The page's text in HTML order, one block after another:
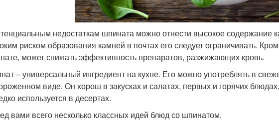
недостаткам шпината можно отнести высокое содержание
риском образования камней в почтах его следует ограничивать.
может снижать эффективность препаратов, разжижающих кровь.
– универсальный ингредиент на кухне. Его можно употреблять в
виде. Он хорош в закусках и салатах, первых и горячих
используется в десертах.
вами всего несколько классных идей блюд со шпинатом.